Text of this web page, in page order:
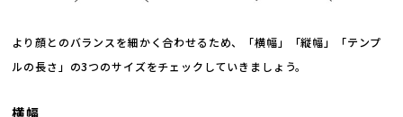
より顔とのバランスを細かく合わせるため、「横幅」「縦幅」「テンプ
ルの長さ」の3つのサイズをチェックしていきましょう。
横幅